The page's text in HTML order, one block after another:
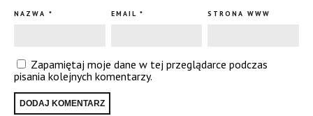
NAZWA * EMAIL * STRONA WWW
Zapamiętaj moje dane w tej przeglądarce podczas
pisania kolejnych komentarzy.